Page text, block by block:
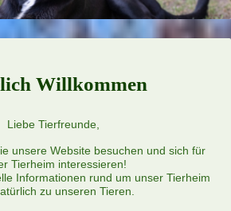
Willkommen
Liebe Tierfreunde,
unsere Website besuchen und sich für
Tierheim interessieren!
Informationen rund um unser Tierheim
zu unseren Tieren.